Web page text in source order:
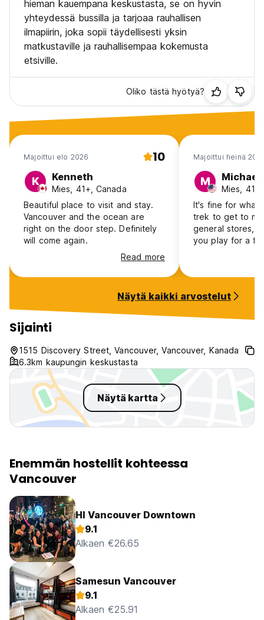
hieman kauempana keskustasta, se on hyvin
yhteydessä bussilla ja tarjoaa rauhallisen
ilmapiirin, joka sopii täydellisesti yksin
matkustaville ja rauhallisempaa kokemusta
etsiville.
Oliko tästä hyötyä?
Majoittui elo 2026 10
K Kenneth
Mies, 41+, Canada
Beautiful place to visit and stay.
Vancouver and the ocean are
right on the door step. Definitely
will come again.
Read more
Majoittui heinä
M Michael
Mies,
It's fine for what
trek to get to
general stores,
you play for a
Näytä kaikki arvostelut
Sijainti
1515 Discovery Street, Vancouver, Vancouver, Kanada
6.3km kaupungin keskustasta
Näytä kartta
Enemmän hostellit kohteessa
Vancouver
HI Vancouver Downtown
9.1
Alkaen €26.65
Samesun Vancouver
9.1
Alkaen €25.91